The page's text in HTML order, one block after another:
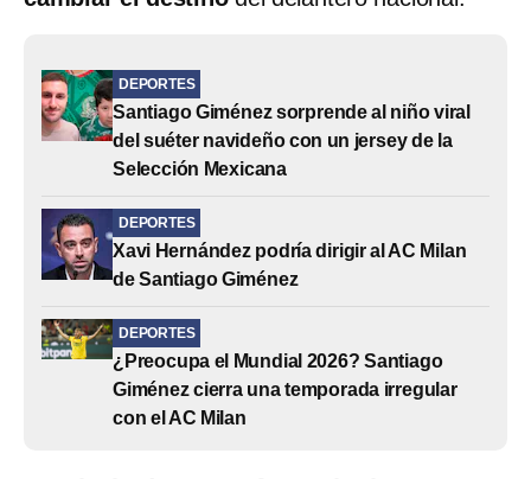
DEPORTES
Santiago Giménez sorprende al niño viral
del suéter navideño con un jersey de la
Selección Mexicana
DEPORTES
Xavi Hernández podría dirigir al AC Milan
de Santiago Giménez
DEPORTES
¿Preocupa el Mundial 2026? Santiago
Giménez cierra una temporada irregular
con el AC Milan